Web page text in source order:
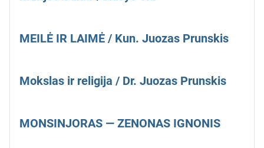
MEILĖ IR LAIMĖ / Kun. Juozas Prunskis
Mokslas ir religija / Dr. Juozas Prunskis
MONSINJORAS — ZENONAS IGNONIS